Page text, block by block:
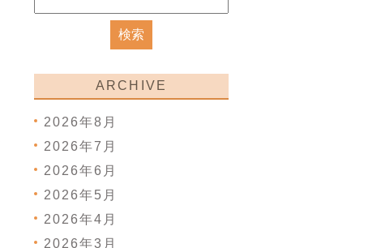
ARCHIVE
2026年8月
2026年7月
2026年6月
2026年5月
2026年4月
2026年3月